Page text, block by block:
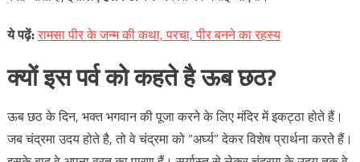
येपढ़ें:रामसा पीर के जन्म की कथा, परचा, पीर बनने का रहस्य
क्यों इस पर्व को कहते है ऊब छठ?
ऊब छठ के दिन, भक्त भगवान की पूजा करने के लिए मंदिर में इकट्ठा होते हैं।
जब चंद्रमा उदय होते है, तो वे चंद्रमा को “अर्घ्य” देकर विशेष प्रार्थना करते हैं।